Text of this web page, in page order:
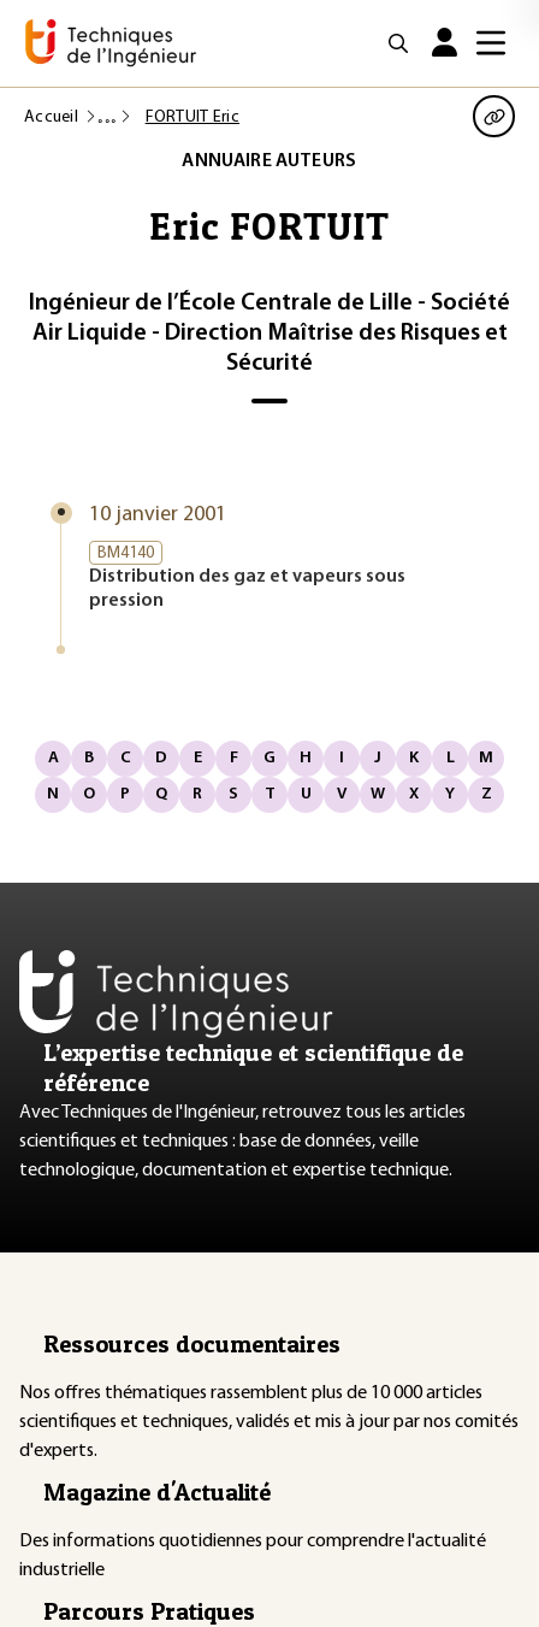
Accueil FORTUIT Eric
ANNUAIRE AUTEURS
Eric FORTUIT
Ingénieur de l’École Centrale de Lille - Société
Air Liquide - Direction Maîtrise des Risques et
Sécurité
10 janvier 2001
BM4140
Distribution des gaz et vapeurs sous
pression
A B C D E F G H I J K L
M
N
O P Q R S T U V W X Y Z
L’expertise technique et scientifique de
référence
Avec Techniques de l'Ingénieur, retrouvez tous les articles
scientifiques et techniques : base de données, veille
technologique, documentation et expertise technique.
Ressources documentaires
Nos offres thématiques rassemblent plus de 10 000 articles
scientifiques et techniques, validés et mis à jour par nos comités
d'experts.
Magazine d'Actualité
Des informations quotidiennes pour comprendre l'actualité
industrielle
Parcours Pratiques